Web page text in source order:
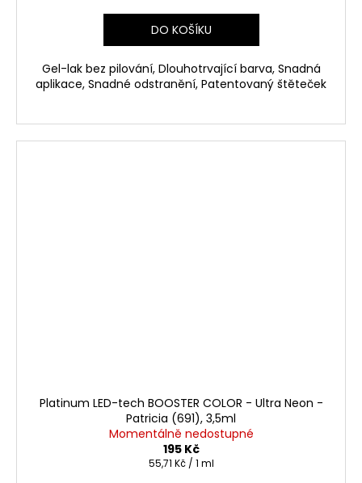
DO KOŠÍKU
Gel-lak bez pilování, Dlouhotrvající barva, Snadná
aplikace, Snadné odstranění, Patentovaný štěteček
Platinum LED-tech BOOSTER COLOR - Ultra Neon -
Patricia (691), 3,5ml
Momentálně nedostupné
195 Kč
Měrná
55,71 Kč / 1 ml